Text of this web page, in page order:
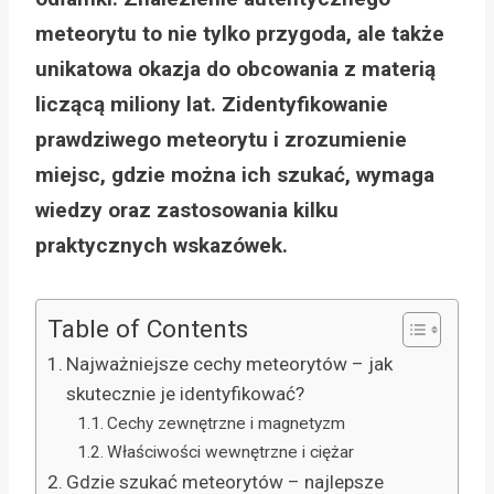
meteorytu to nie tylko przygoda, ale także
unikatowa okazja do obcowania z materią
liczącą miliony lat. Zidentyfikowanie
prawdziwego meteorytu i zrozumienie
miejsc, gdzie można ich szukać, wymaga
wiedzy oraz zastosowania kilku
praktycznych wskazówek.
Table of Contents
Najważniejsze cechy meteorytów – jak
skutecznie je identyfikować?
Cechy zewnętrzne i magnetyzm
Właściwości wewnętrzne i ciężar
Gdzie szukać meteorytów – najlepsze